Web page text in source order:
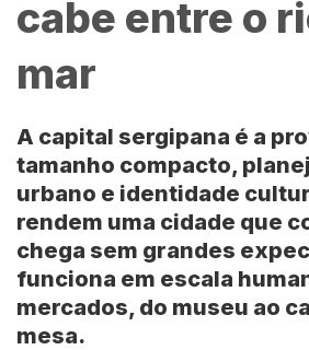
cabe entre o
mar
A capital sergipana é a
tamanho compacto,
urbano e identidade
rendem uma cidade que
chega sem grandes
funciona em escala
mercados, do museu ao
mesa.